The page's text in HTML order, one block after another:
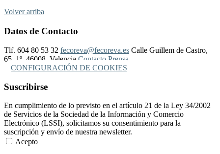
Volver arriba
Datos de Contacto
Tlf. 604 80 53 32 fecoreva@fecoreva.es Calle Guillem de Castro,
65, 1º, 46008, Valencia Contacto Prensa
CONFIGURACIÓN DE COOKIES
Suscribirse
En cumplimiento de lo previsto en el artículo 21 de la Ley 34/2002
de Servicios de la Sociedad de la Información y Comercio
Electrónico (LSSI), solicitamos su consentimiento para la
suscripción y envío de nuestra newsletter.
Acepto